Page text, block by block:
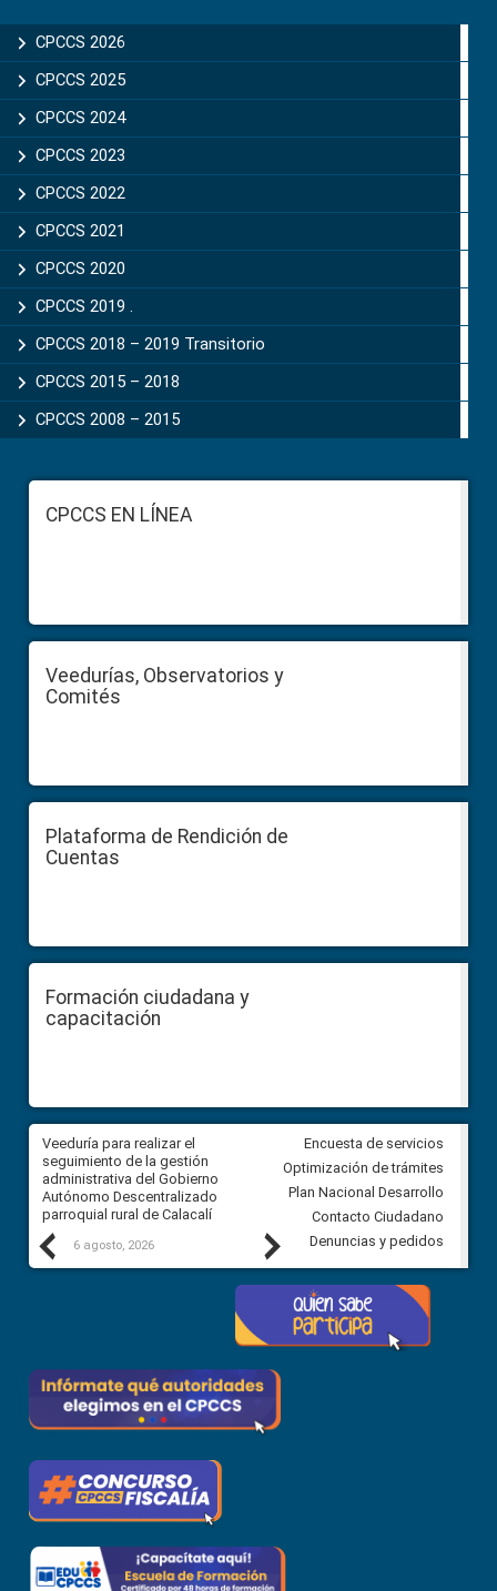
Sidebar
CPCCS 2026
CPCCS 2025
CPCCS 2024
CPCCS 2023
CPCCS 2022
CPCCS 2021
CPCCS 2020
CPCCS 2019 .
CPCCS 2018 – 2019 Transitorio
CPCCS 2015 – 2018
CPCCS 2008 – 2015
FooterCPCCS EN LÍNEA
Veedurías, Observatorios y
Comités
Plataforma de Rendición de
Cuentas
Formación ciudadana y
capacitación
Previous
Veeduría para realizar el
seguimiento de la gestión
administrativa del Gobierno
Autónomo Descentralizado
parroquial rural de Calacalí
6 agosto, 2026
Veeduría para vigilar los
derivados de la Audiencia
comunidad Urbina, parroquia
Carolina
5 agosto, 2026
Next
Encuesta de servicios
Optimización de trámites
Plan Nacional Desarrollo
Contacto Ciudadano
Denuncias y pedidos